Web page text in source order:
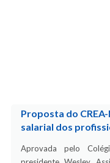
Proposta do
salarial dos
Aprovada pelo